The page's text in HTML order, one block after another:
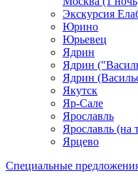
Экскурсия
Юрино
Юрьевец
Ядрин
Ядрин
Ядрин
Якутск
Яр-Сале
Ярославль
Ярославль
Ярцево
Специальные